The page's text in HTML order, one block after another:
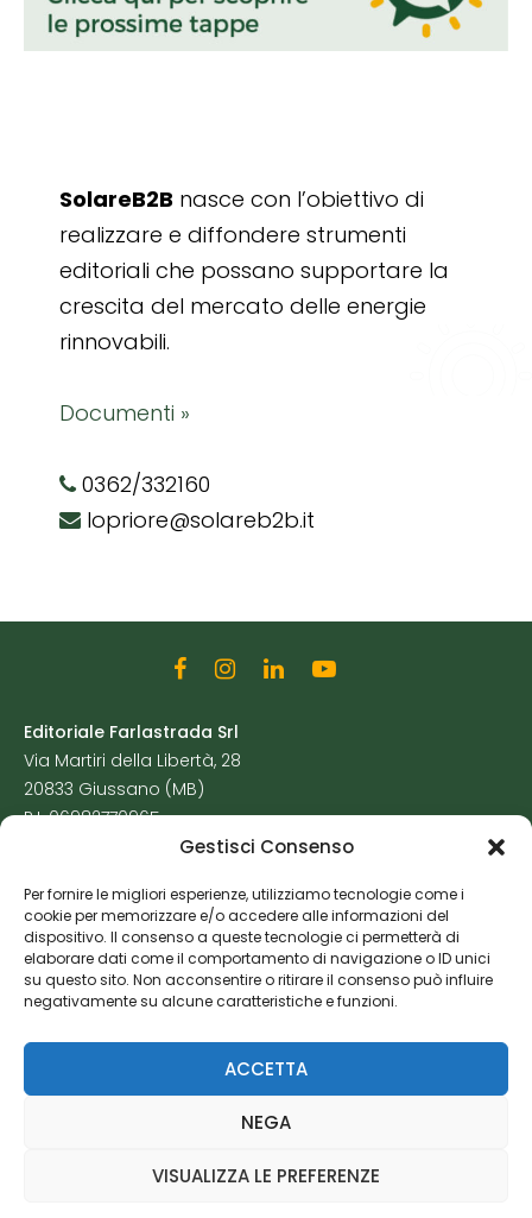
Gestisci Consenso
Per fornire le migliori esperienze, utilizziamo tecnologie come i
cookie per memorizzare e/o accedere alle informazioni del
dispositivo. Il consenso a queste tecnologie ci permetterà di
elaborare dati come il comportamento di navigazione o ID unici
su questo sito. Non acconsentire o ritirare il consenso può influire
negativamente su alcune caratteristiche e funzioni.
ACCETTA
NEGA
VISUALIZZA LE PREFERENZE
SolareB2B nasce con l’obiettivo di
realizzare e diffondere strumenti
editoriali che possano supportare la
crescita del mercato delle energie
rinnovabili.
Documenti »
0362/332160
lopriore@solareb2b.it
Editoriale Farlastrada Srl
Via Martiri della Libertà, 28
20833 Giussano (MB)
P.I. 06982770965
Cookie Policy
Risorse Aggiuntive